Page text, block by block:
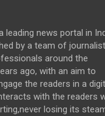
leading news portal in
by a team of
around the
ago, with an aim to
the readers in a
with the readers
losing its